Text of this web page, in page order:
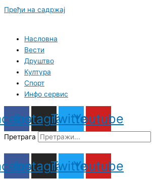
Пређи на садржај
Насловна
Вести
Друштво
Култура
Спорт
Инфо сервис
Instagram
TwitterYoutube
Претрага
Instagram
TwitterYoutube